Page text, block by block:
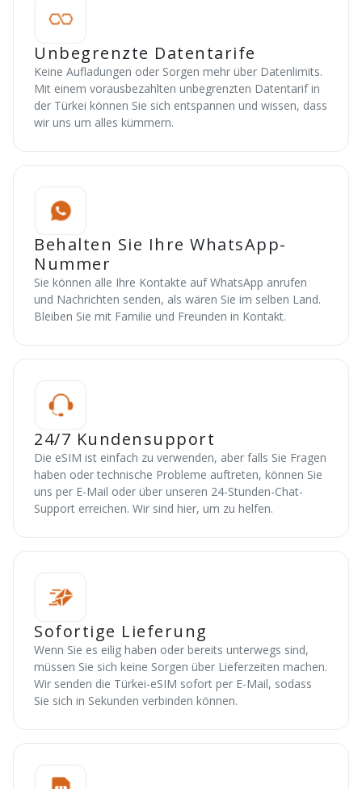
Unbegrenzte Datentarife
Keine Aufladungen oder Sorgen mehr über Datenlimits.
Mit einem vorausbezahlten unbegrenzten Datentarif in
der Türkei können Sie sich entspannen und wissen, dass
wir uns um alles kümmern.
Behalten Sie Ihre WhatsApp-
Nummer
Sie können alle Ihre Kontakte auf WhatsApp anrufen
und Nachrichten senden, als wären Sie im selben Land.
Bleiben Sie mit Familie und Freunden in Kontakt.
24/7 Kundensupport
Die eSIM ist einfach zu verwenden, aber falls Sie Fragen
haben oder technische Probleme auftreten, können Sie
uns per E-Mail oder über unseren 24-Stunden-Chat-
Support erreichen. Wir sind hier, um zu helfen.
Sofortige Lieferung
Wenn Sie es eilig haben oder bereits unterwegs sind,
müssen Sie sich keine Sorgen über Lieferzeiten machen.
Wir senden die Türkei-eSIM sofort per E-Mail, sodass
Sie sich in Sekunden verbinden können.